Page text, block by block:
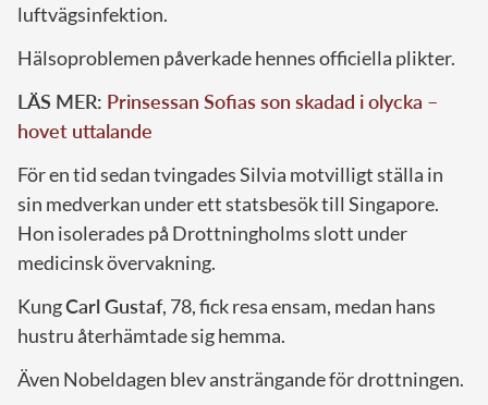
luftvägsinfektion.
Hälsoproblemen påverkade hennes officiella plikter.
LÄS MER: Prinsessan Sofias son skadad i olycka –
hovet uttalande
För en tid sedan tvingades Silvia motvilligt ställa in
sin medverkan under ett statsbesök till Singapore.
Hon isolerades på Drottningholms slott under
medicinsk övervakning.
KungCarl Gustaf, 78, fick resa ensam, medan hans
hustru återhämtade sig hemma.
Även Nobeldagen blev ansträngande för drottningen.